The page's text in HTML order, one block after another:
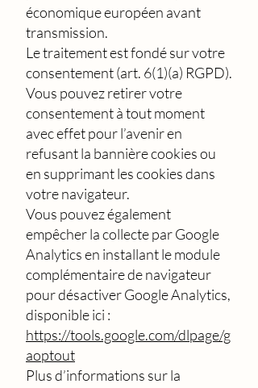
économique européen avant
transmission.
Le traitement est fondé sur votre
consentement (art. 6(1)(a) RGPD).
Vous pouvez retirer votre
consentement à tout moment
avec effet pour l’avenir en
refusant la bannière cookies ou
en supprimant les cookies dans
votre navigateur.
Vous pouvez également
empêcher la collecte par Google
Analytics en installant le module
complémentaire de navigateur
pour désactiver Google Analytics,
disponible ici :
https://tools.google.com/dlpage/g
aoptout
Plus d’informations sur la